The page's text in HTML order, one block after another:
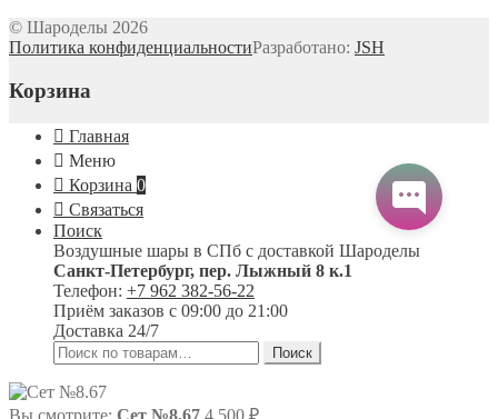
© Шароделы 2026
Политика конфиденциальностиРазработано: JSH
Корзина
Главная
Меню
Корзина 0
Связаться
Поиск
Воздушные шары в СПб с доставкой Шароделы
Санкт-Петербург, пер. Лыжный 8 к.1
Телефон: +7 962 382-56-22
Приём заказов с 09:00 до 21:00
Доставка 24/7
Искать:
Поиск